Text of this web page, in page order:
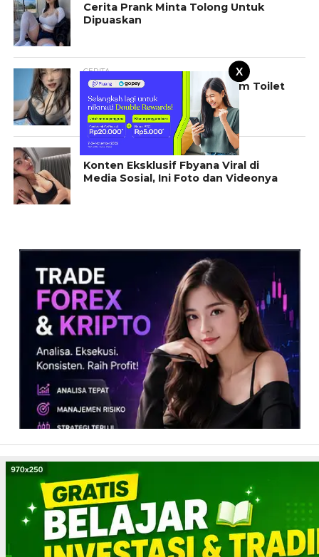
X
Cerita Prank Minta Tolong Untuk
Dipuaskan
CERITA
Cerita Pramugari Hot Didalam Toilet
Pesawat
KONTEN EKSKLUSIF
Konten Eksklusif Fbyana Viral di
Media Sosial, Ini Foto dan Videonya